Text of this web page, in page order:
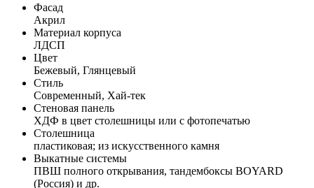
Фасад
Акрил
Материал корпуса
ЛДСП
Цвет
Бежевый, Глянцевый
Стиль
Современный, Хай-тек
Стеновая панель
ХДФ в цвет столешницы или с фотопечатью
Столешница
пластиковая; из искусственного камня
Выкатные системы
ПВШ полного открывания, тандембоксы BOYARD
(Россия) и др.